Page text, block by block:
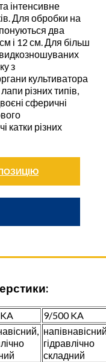
інтенсивне
Для обробки на
два
і 12 см. Для більш
з
культиватора
різних типів,
сферичні
катки різних
9/500 KA
гідравлічно
складний